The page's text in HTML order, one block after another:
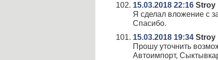
15.03.2018 22:16 Stroy
Я сделал вложение с
Спасибо.
15.03.2018 19:34 Stroy
Прошу уточнить
Автоимпорт,